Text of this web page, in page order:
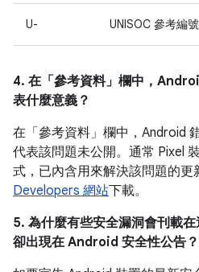
U- UNISOC 參考編號
4. 在「參考資料」 欄中，
表什麼意義？
在「參考資料」欄中， Android
代表該問題未公開。通常 Pixel
式，已內含用來解決該問題的更
Developers 網站下載。
5. 為什麼有些安全漏洞會刊載
卻出現在 Android 安全性公告？